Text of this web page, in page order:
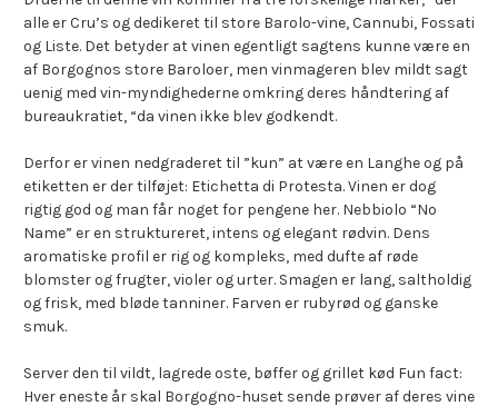
alle er Cru’s og dedikeret til store Barolo-vine, Cannubi, Fossati
og Liste. Det betyder at vinen egentligt sagtens kunne være en
af Borgognos store Baroloer, men vinmageren blev mildt sagt
uenig med vin-myndighederne omkring deres håndtering af
bureaukratiet, “da vinen ikke blev godkendt.
Derfor er vinen nedgraderet til ”kun” at være en Langhe og på
etiketten er der tilføjet: Etichetta di Protesta. Vinen er dog
rigtig god og man får noget for pengene her. Nebbiolo “No
Name” er en struktureret, intens og elegant rødvin. Dens
aromatiske profil er rig og kompleks, med dufte af røde
blomster og frugter, violer og urter. Smagen er lang, saltholdig
og frisk, med bløde tanniner. Farven er rubyrød og ganske
smuk.
Server den til vildt, lagrede oste, bøffer og grillet kød Fun fact:
Hver eneste år skal Borgogno-huset sende prøver af deres vine